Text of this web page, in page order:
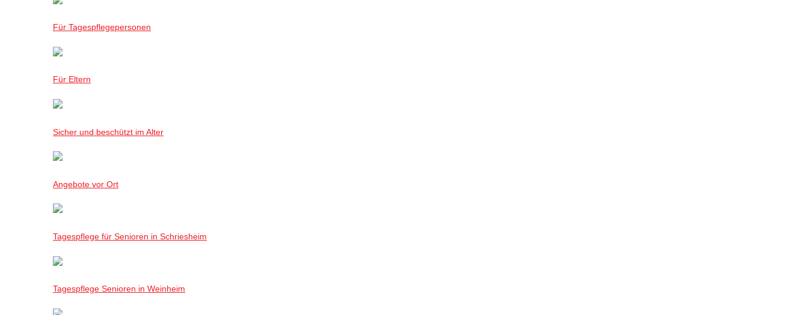
Für Tagespflegepersonen
Für Eltern
Sicher und beschützt im Alter
Angebote vor Ort
Tagespflege für Senioren in Schriesheim
Tagespflege Senioren in Weinheim